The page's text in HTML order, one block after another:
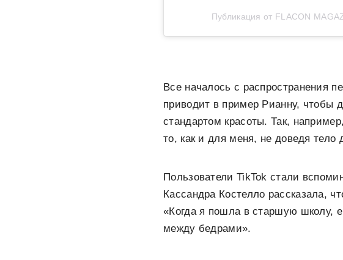
Публикация от FLACON
Все началось с распространения
приводит в пример Рианну, чтобы
стандартом красоты. Так, например,
то, как и для меня, не доведя тело
Пользователи TikTok стали
Кассандра Костелло рассказала,
«Когда я пошла в старшую школу,
между бедрами».